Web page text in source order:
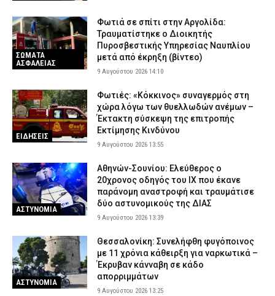
ΣΩΜΑΤΑ
ΑΣΦΑΛΕΙΑΣ
Φωτιά σε σπίτι στην Αργολίδα:
Τραυματίστηκε o Διοικητής
Πυροσβεστικής Υπηρεσίας Ναυπλίου
μετά από έκρηξη (βίντεο)
9 Αυγούστου 2026 14:10
ΕΙΔΗΣΕΙΣ
Φωτιές: «Κόκκινος» συναγερμός στη
χώρα λόγω των θυελλωδών ανέμων –
Έκτακτη σύσκεψη της επιτροπής
Εκτίμησης Κινδύνου
9 Αυγούστου 2026 13:55
ΑΣΤΥΝΟΜΙΑ
Αθηνών-Σουνίου: Ελεύθερος ο
20χρονος οδηγός του ΙΧ που έκανε
παράνομη αναστροφή και τραυμάτισε
δύο αστυνομικούς της ΔΙΑΣ
9 Αυγούστου 2026 13:39
ΑΣΤΥΝΟΜΙΑ
Θεσσαλονίκη: Συνελήφθη φυγόποινος
με 11 χρόνια κάθειρξη για ναρκωτικά –
Έκρυβαν κάνναβη σε κάδο
απορριμμάτων
9 Αυγούστου 2026 13:25